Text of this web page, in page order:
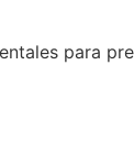
para